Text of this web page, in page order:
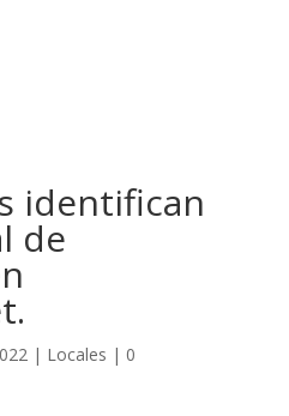
identifican
de
| Locales | 0